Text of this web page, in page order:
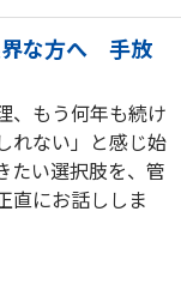
界な方へ 手放
、もう何年も続け
れない」と感じ始
たい選択肢を、管
直にお話ししま